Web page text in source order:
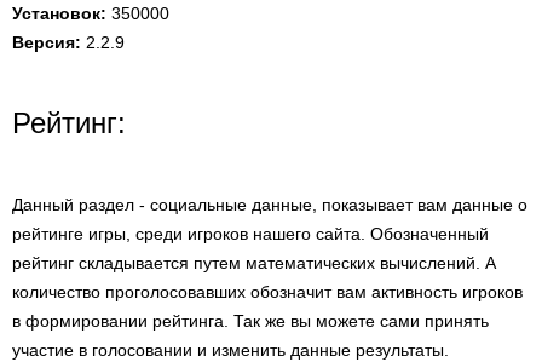
Установок: 350000
Версия: 2.2.9
Рейтинг:
Данный раздел - социальные данные, показывает вам данные о
рейтинге игры, среди игроков нашего сайта. Обозначенный
рейтинг складывается путем математических вычислений. А
количество проголосовавших обозначит вам активность игроков
в формировании рейтинга. Так же вы можете сами принять
участие в голосовании и изменить данные результаты.